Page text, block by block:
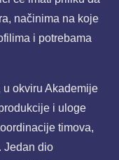
načinima na koje
i potrebama
okviru Akademije
i uloge
timova,
Jedan dio